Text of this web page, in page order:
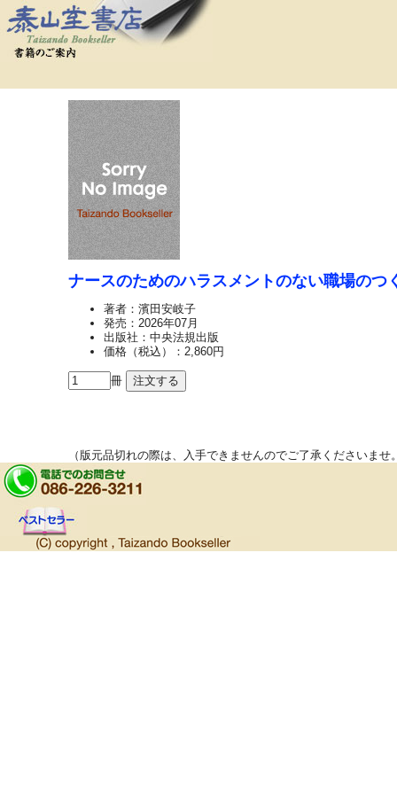
ナースのためのハラスメントのない職場のつ
著者：濱田安岐子
発売：2026年07月
出版社：中央法規出版
価格（税込）：2,860円
冊
（版元品切れの際は、入手できませんのでご了承くださいませ